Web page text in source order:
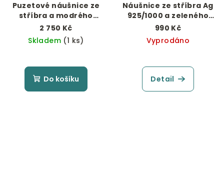
Puzetové náušnice ze
stříbra a modrého
jantaru 7 mm
2 750 Kč
Skladem (1 ks)
Do košíku
Náušnice ze stříbra Ag
925/1000 a zeleného
jantaru
990 Kč
Vyprodáno
Detail